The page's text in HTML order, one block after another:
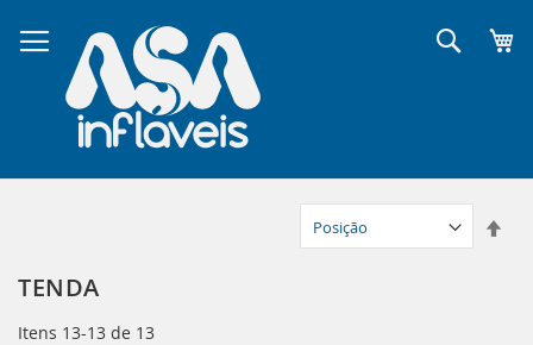
para
o
conteúdo
TENDA
Itens 13-13 de 13